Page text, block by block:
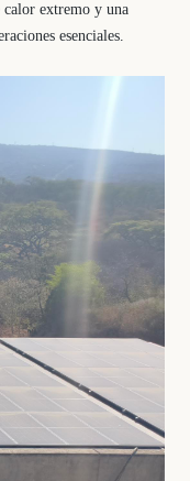
calor extremo y una
esenciales.